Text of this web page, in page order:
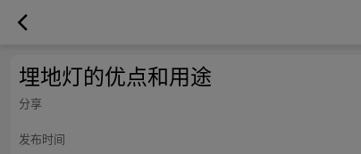
埋地灯的优点和用途
分享
发布时间